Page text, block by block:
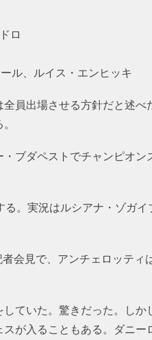
ロ
ル、ルイス・エンヒッキ
員出場させる方針だと述
ブダペストでチャンピオ
。実況はルシアナ・ゾガ
会見で、アンチェロッティ
ていた。驚きだった。し
が入ることもある。ダニー